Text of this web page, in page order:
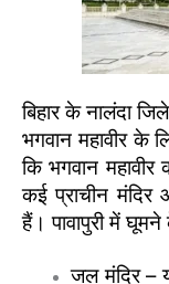
बिहार के नालंदा
भगवान महावीर के
कि भगवान महावीर
कई प्राचीन
हैं। पावापुरी में
जल मंदिर –